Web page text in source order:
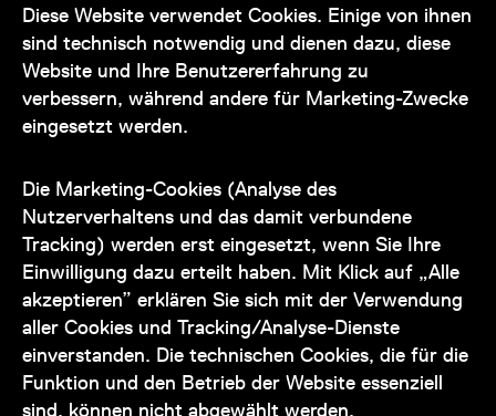
Diese Website verwendet Cookies. Einige von ihnen
sind technisch notwendig und dienen dazu, diese
Website und Ihre Benutzererfahrung zu
verbessern, während andere für Marketing-Zwecke
eingesetzt werden.
Die Marketing-Cookies (Analyse des
Nutzerverhaltens und das damit verbundene
Tracking) werden erst eingesetzt, wenn Sie Ihre
Einwilligung dazu erteilt haben. Mit Klick auf „Alle
akzeptieren” erklären Sie sich mit der Verwendung
aller Cookies und Tracking/Analyse-Dienste
einverstanden. Die technischen Cookies, die für die
Funktion und den Betrieb der Website essenziell
sind, können nicht abgewählt werden.
Kontakt
auch telefonisch zur Verfügung:
+43 1 505 87 47 85173
service@wienmuseum.at